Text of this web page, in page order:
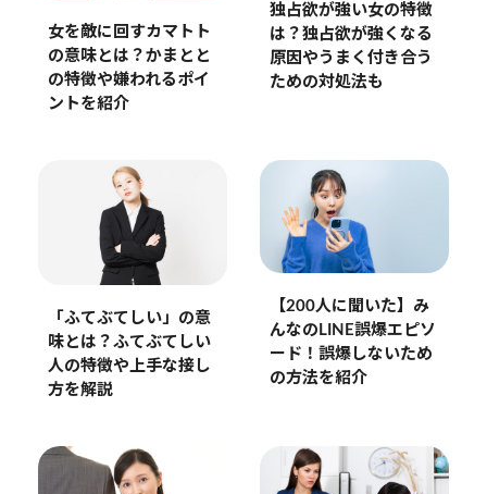
女を敵に回すカマトト
の意味とは？かまとと
の特徴や嫌われるポイ
ントを紹介
独占欲が強い女の特徴
は？独占欲が強くなる
原因やうまく付き合う
ための対処法も
「ふてぶてしい」の意
味とは？ふてぶてしい
人の特徴や上手な接し
方を解説
【200人に聞いた】み
んなのLINE誤爆エピソ
ード！誤爆しないため
の方法を紹介